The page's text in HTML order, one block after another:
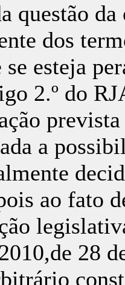
questão
dos
se esteja
2.º do
a
ao fato
28